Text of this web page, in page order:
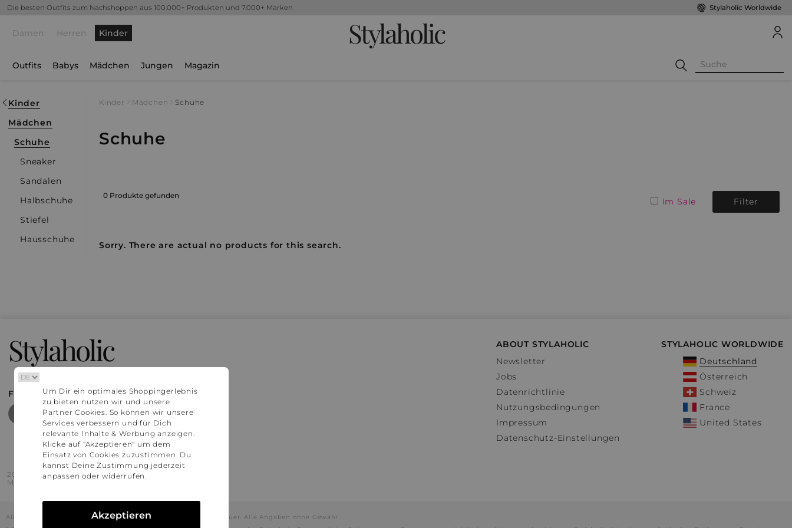
Die besten Outfits zum Nachshoppen aus 100.000+ Produkten und 7.000+ Marken Stylaholic Worldwide
Damen Herren Kinder Stylaholic
Outfits Babys Mädchen Jungen Magazin
Kinder
Mädchen
Schuhe
Sneaker
Sandalen
Halbschuhe
Stiefel
Hausschuhe
Kinder Mädchen Schuhe
Schuhe
0 Produkte gefunden
Im Sale Filter
Sorry. There are actual no products for this search.
Stylaholic
FIND MORE INSPIRATION
ABOUT STYLAHOLIC
Newsletter
Jobs
Datenrichtlinie
Nutzungsbedingungen
Impressum
Datenschutz-Einstellungen
STYLAHOLIC WORLDWIDE
Deutschland
Österreich
Schweiz
France
United States
2016 - 2026 © Stylaholic.
Made for you with love in munich.
Alle Preise inkl. der jeweils geltenden gesetzlichen Mehrwertsteuer. Alle Angaben ohne Gewähr.
Um Dir ein optimales Shoppingerlebnis
zu bieten nutzen wir und unsere
Partner Cookies. So können wir unsere
Services verbessern und für Dich
relevante Inhalte & Werbung anzeigen.
Klicke auf "Akzeptieren" um dem
Einsatz von Cookies zuzustimmen. Du
kannst Deine Zustimmung jederzeit
anpassen oder widerrufen.
Akzeptieren